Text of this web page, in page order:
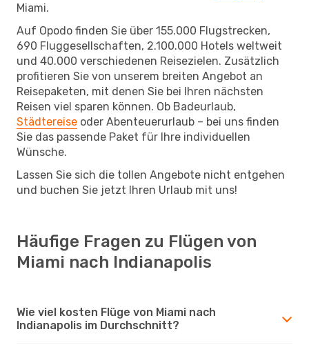
Miami.
Auf Opodo finden Sie über 155.000 Flugstrecken,
690 Fluggesellschaften, 2.100.000 Hotels weltweit
und 40.000 verschiedenen Reisezielen. Zusätzlich
profitieren Sie von unserem breiten Angebot an
Reisepaketen, mit denen Sie bei Ihren nächsten
Reisen viel sparen können. Ob Badeurlaub,
Städtereise oder Abenteuerurlaub – bei uns finden
Sie das passende Paket für Ihre individuellen
Wünsche.
Lassen Sie sich die tollen Angebote nicht entgehen
und buchen Sie jetzt Ihren Urlaub mit uns!
Häufige Fragen zu Flügen von
Miami nach Indianapolis
Wie viel kosten Flüge von Miami nach
Indianapolis im Durchschnitt?